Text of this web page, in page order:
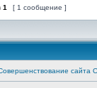
1 [ 1 сообщение ]
сайта